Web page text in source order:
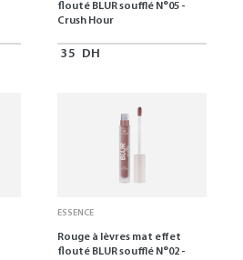
flouté BLUR soufflé N°05 -
Crush Hour
35 DH
ESSENCE
Rouge à lèvres mat effet
flouté BLUR soufflé N°02 -